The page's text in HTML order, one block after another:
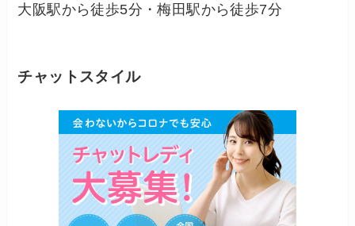
大阪駅から徒歩5分・梅田駅から徒歩7分
チャットスタイル